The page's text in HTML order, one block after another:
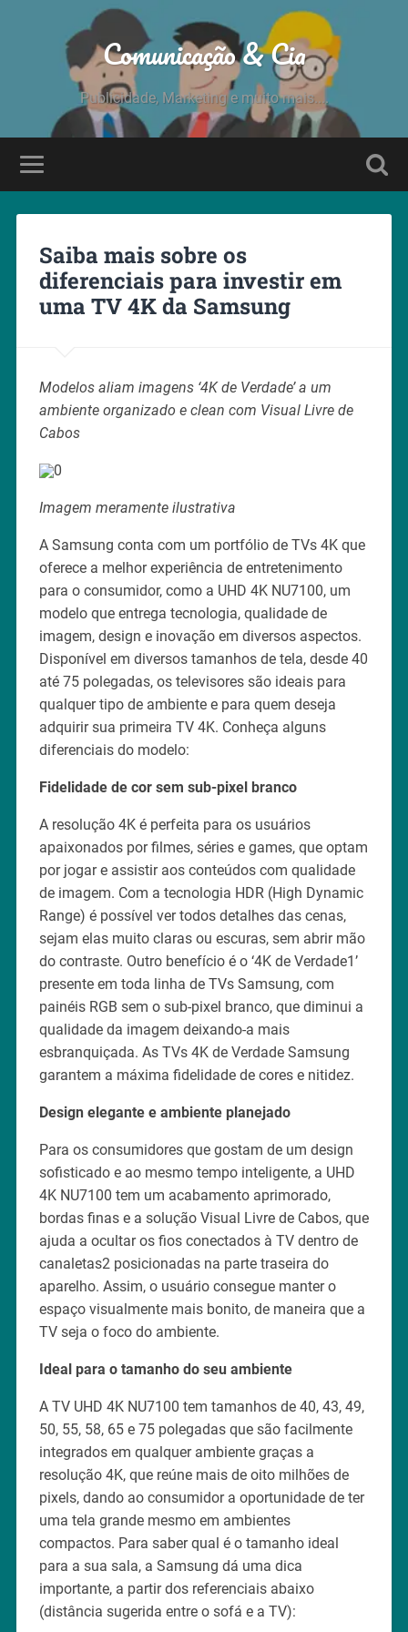
Comunicação & Cia
Publicidade, Marketing e muito mais....
Saiba mais sobre os
diferenciais para investir em
uma TV 4K da Samsung
Modelos aliam imagens ‘4K de Verdade’ a um
ambiente organizado e clean com Visual Livre de
Cabos
Imagem meramente ilustrativa
A Samsung conta com um portfólio de TVs 4K que
oferece a melhor experiência de entretenimento
para o consumidor, como a UHD 4K NU7100, um
modelo que entrega tecnologia, qualidade de
imagem, design e inovação em diversos aspectos.
Disponível em diversos tamanhos de tela, desde 40
até 75 polegadas, os televisores são ideais para
qualquer tipo de ambiente e para quem deseja
adquirir sua primeira TV 4K. Conheça alguns
diferenciais do modelo:
Fidelidade de cor sem sub-pixel branco
A resolução 4K é perfeita para os usuários
apaixonados por filmes, séries e games, que optam
por jogar e assistir aos conteúdos com qualidade
de imagem. Com a tecnologia HDR (High Dynamic
Range) é possível ver todos detalhes das cenas,
sejam elas muito claras ou escuras, sem abrir mão
do contraste. Outro benefício é o ‘4K de Verdade1’
presente em toda linha de TVs Samsung, com
painéis RGB sem o sub-pixel branco, que diminui a
qualidade da imagem deixando-a mais
esbranquiçada. As TVs 4K de Verdade Samsung
garantem a máxima fidelidade de cores e nitidez.
Design elegante e ambiente planejado
Para os consumidores que gostam de um design
sofisticado e ao mesmo tempo inteligente, a UHD
4K NU7100 tem um acabamento aprimorado,
bordas finas e a solução Visual Livre de Cabos, que
ajuda a ocultar os fios conectados à TV dentro de
canaletas2 posicionadas na parte traseira do
aparelho. Assim, o usuário consegue manter o
espaço visualmente mais bonito, de maneira que a
TV seja o foco do ambiente.
Ideal para o tamanho do seu ambiente
A TV UHD 4K NU7100 tem tamanhos de 40, 43, 49,
50, 55, 58, 65 e 75 polegadas que são facilmente
integrados em qualquer ambiente graças a
resolução 4K, que reúne mais de oito milhões de
pixels, dando ao consumidor a oportunidade de ter
uma tela grande mesmo em ambientes
compactos. Para saber qual é o tamanho ideal
para a sua sala, a Samsung dá uma dica
importante, a partir dos referenciais abaixo
(distância sugerida entre o sofá e a TV):